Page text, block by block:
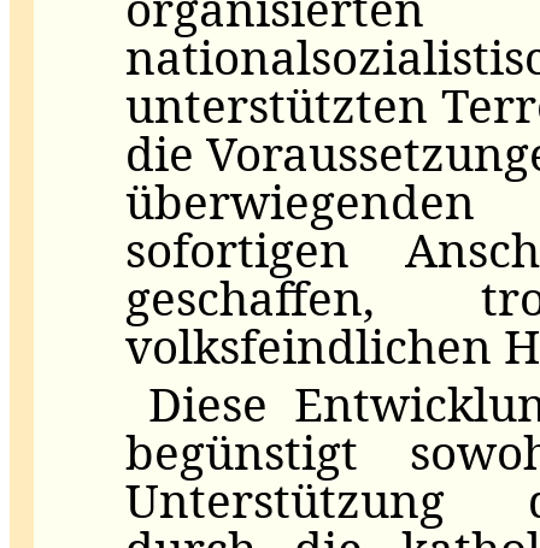
unterstützten
die
sofortigen
geschaffen,
volksfeindlichen
Diese
begünstigt
Unterstützung